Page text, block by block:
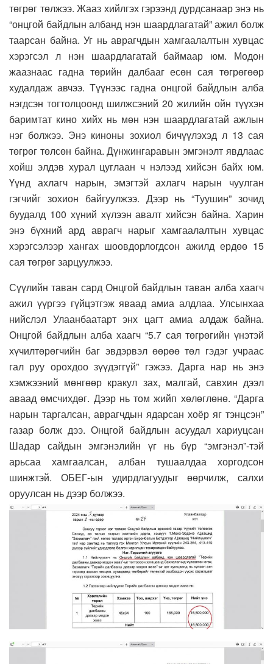
төгрөг төлжээ. Жааз хийлгэх гэрээнд дурдсанаар энэ нь
“онцгой байдлын албанд нэн шаардлагатай” ажил болж
таарсан байна. Уг нь аврагчдын хамгаалалтын хувцас
хэрэгсэл л нэн шаардлагатай баймаар юм. Модон
жаазнаас гадна төрийн далбааг есөн сая төгрөгөөр
худалдаж авчээ. Түүнээс гадна онцгой байдлын алба
нэгдсэн тогтолцоонд шилжсэний 20 жилийн ойн түүхэн
баримтат кино хийх нь мөн нэн шаардлагатай ажлын
нэг болжээ. Энэ киноны зохиол бичүүлэхэд л 13 сая
төгрөг төлсөн байна. Дүнжингаравын эмгэнэлт явдлаас
хойш элдэв хурал цуглаан ч нэлээд хийсэн байх юм.
Үүнд ахлагч нарын, эмэгтэй ахлагч нарын чуулган
гэгчийг зохион байгуулжээ. Дээр нь “Туушин” зочид
буудалд 100 хүний хүлээн авалт хийсэн байна. Харин
энэ бүхний ард аврагч нарыг хамгаалалтын хувцас
хэрэгсэлээр хангах шоовдорлогдсон ажилд ердөө 15
сая төгрөг зарцуулжээ.
Сүүлийн таван сард Онцгой байдлын таван алба хаагч
ажил үүргээ гүйцэтгэж яваад амиа алдлаа. Улсынхаа
нийслэл Улаанбаатарт энх цагт амиа алдаж байна.
Онцгой байдлын алба хаагч “5.7 сая төгрөгийн үнэтэй
хүчилтөрөгчийн баг эвдэрвэл өөрөө төл гэдэг учраас
гал руу орохдоо зүүдэггүй” гэжээ. Дарга нар нь энэ
хэмжээний мөнгөөр кракул зах, малгай, савхин дээл
аваад өмсчихдөг. Дээр нь том жийп хөлөглөнө. “Дарга
нарын таргалсан, аврагчдын ядарсан хоёр яг тэнцсэн”
газар болж дээ. Онцгой байдлын асуудал хариуцсан
Шадар сайдын эмгэнэлийн үг нь бүр “эмгэнэл”-тэй
арьсаа хамгаалсан, албан тушаалдаа хоргодсон
шинжтэй. ОБЕГ-ын удирдлагуудыг өөрчилж, салхи
оруулсан нь дээр болжээ.